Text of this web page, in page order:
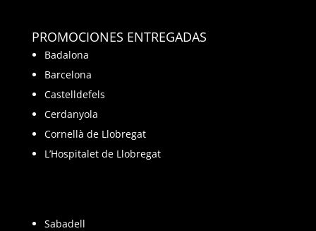
PROMOCIONES ENTREGADAS
Badalona
Barcelona
Castelldefels
Cerdanyola
Cornellà de Llobregat
L’Hospitalet de Llobregat
Sabadell